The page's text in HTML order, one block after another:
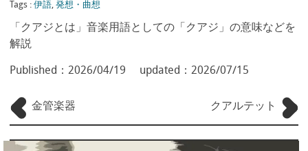
Tags : 伊語, 発想・曲想
「クアジとは」音楽用語としての「クアジ」の意味などを
解説
Published： 2026/04/19 updated： 2026/07/15
金管楽器 クアルテット